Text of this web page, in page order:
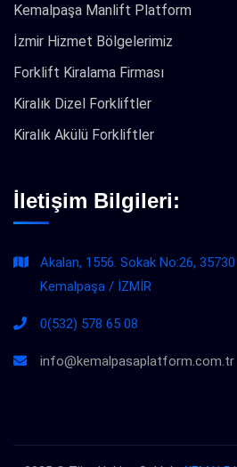
Kemalpaşa Manlift Platform
İzmir Hizmet Bölgelerimiz
Forklift Kiralama Firması
Kiralık Dizel Forkliftler
Kiralık Akülü Forkliftler
İletişim Bilgileri:
Akalan, 1556. Sokak No:26, 35730
Kemalpaşa / İZMİR
0(532) 578 65 08
info@kemalpasaplatform.com.tr